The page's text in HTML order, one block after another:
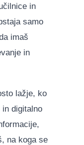
in
samo
imaš
in
lažje, ko
digitalno
na koga se